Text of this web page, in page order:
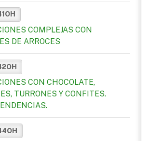
COMPLEJAS CON
DE ARROCES
CON CHOCOLATE,
TURRONES Y CONFITES.